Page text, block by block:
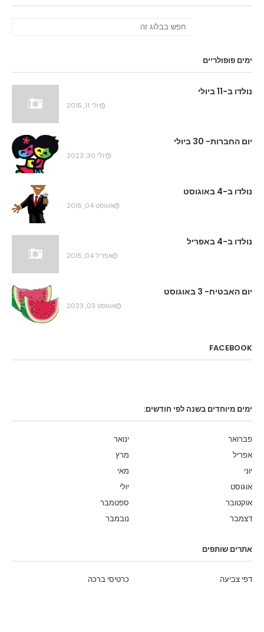
ימים פופולריים
נולדו ב-11 ביולי
יולי 11, 2015
יום החברות- 30 ביולי
יולי 30, 2023
נולדו ב-4 באוגוסט
אוגוסט 04, 2015
נולדו ב-4 באפריל
אפריל 04, 2015
יום האבטיח- 3 באוגוסט
אוגוסט 03, 2023
FACEBOOK
ימים מיוחדים בשנה לפי חודשים:
ינואר
פברואר
מרץ
אפריל
מאי
יוני
יולי
אוגוסט
ספטמבר
אוקטובר
נובמבר
דצמבר
אתרים שותפים
כרטיסי ברכה דפי צביעה